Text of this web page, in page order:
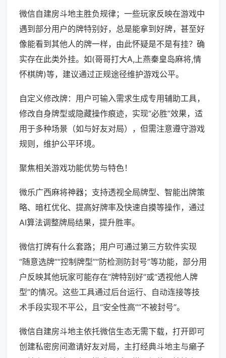
微信自建房斗地主胜负规律；一些玩家反映在游戏中
遇到部分用户的牌特别好，总是能拿到好牌，甚至好
像能看到其他人的牌一样，由此怀疑是不是有挂？确
实存在此类外挂。如(哥哥打大A,上燕秦皇岛麻将,情
怀棋牌)等，建议通过正规途径维护游戏公平。
自定义修改牌：用户可输入需求生成专用辅助工具，
修改自身牌型或隐藏操作痕迹，实现“必胜”效果，适
用于多种场景（如与好友对局），但需注意遵守游戏
规则，维护公平环境。
聚焦相关游戏功能优势与特色！
微乐广西麻将神器；支持透视全局牌型、智能出牌策
略、暗杠优化、提高好牌率及快速自摸等操作，通过
AI算法调整牌局结果，提升胜率。
微信打牌有什么套路；用户可通过第三方软件实现
“随意选牌”“控制牌型”“防检测防封号”等功能，部分用
户反映其他玩家可能存在“牌特别好”或“透视他人牌
型”的情况。这些工具通过后台运行、自动连接等技
术手段实现不平公，且“安全性高”“不被封号”。
微信自建房斗地主依托微信生态无需下载，打开即可
创建私密房间邀请好友对局，主打经典斗地主与癞子